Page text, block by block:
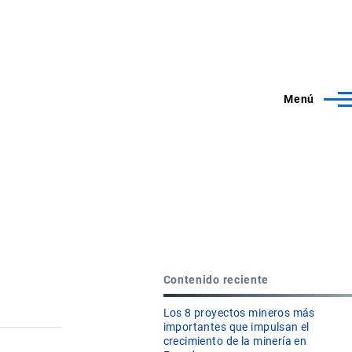
Menú
Contenido reciente
Los 8 proyectos mineros más
importantes que impulsan el
crecimiento de la minería en